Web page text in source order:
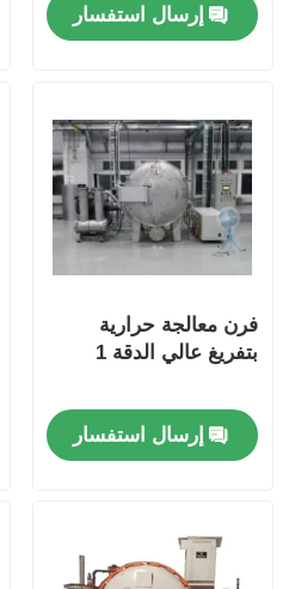
إرسال استفسار
فرن معالجة حرارية
بتفريغ عالي الدقة 1
إرسال استفسار